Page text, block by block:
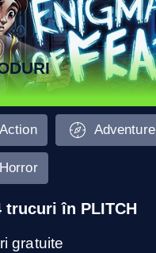
Action Adventure
Horror
trucuri în PLITCH
gratuite